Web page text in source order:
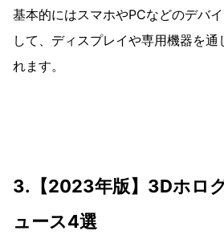
基本的にはスマホやPCなどのデバ
して、ディスプレイや専用機器を通
れます。
3.【2023年版】3Dホロ
ュース4選